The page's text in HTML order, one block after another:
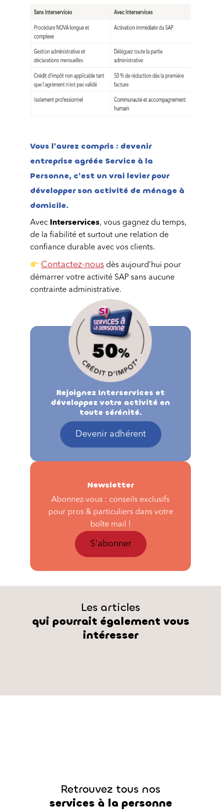
Vous l’aurez compris : devenir
entreprise agréée Service à la
Personne, c’est un vrai levier pour
développer son activité de ménage à
domicile.
Avec Interservices, vous gagnez du temps,
de la fiabilité et surtout une relation de
confiance durable avec vos clients.
Contactez-nous dès aujourd’hui pour
démarrer votre activité SAP sans aucune
contrainte administrative.
Rejoignez Interservices et
développez votre activité en
toute sérénité.
Devenir adhérent
Newsletter
Abonnez-vous : conseils exclusifs
pour pros & particuliers dans votre
boîte mail !
S'abonner
Les articles
qui pourrait également vous
intéresser
Retrouvez tous nos
services à la personne